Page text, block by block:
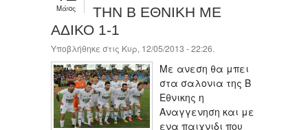
Μάιος
ΤΗΝ Β ΕΘΝΙΚΗ ΜΕ
ΑΔΙΚΟ 1-1
Υποβλήθηκε στις Κυρ, 12/05/2013 - 22:26.
Με ανεση θα μπει
στα σαλονια της Β
Εθνικης η
Αναγγενηση και με
ενα παιχνιδι που